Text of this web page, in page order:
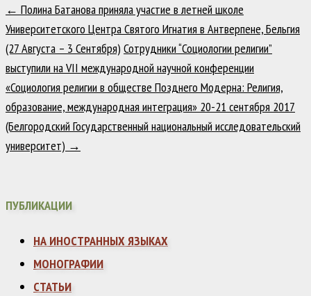
← Полина Батанова приняла участие в летней школе
Университетского Центра Святого Игнатия в Антверпене, Бельгия
(27 Августа – 3 Сентября) Сотрудники “Социологии религии”
выступили на VII международной научной конференции
«Социология религии в обществе Позднего Модерна: Религия,
образование, международная интеграция» 20-21 сентября 2017
(Белгородский Государственный национальный исследовательский
университет) →
ПУБЛИКАЦИИ
НА ИНОСТРАННЫХ ЯЗЫКАХ
МОНОГРАФИИ
СТАТЬИ